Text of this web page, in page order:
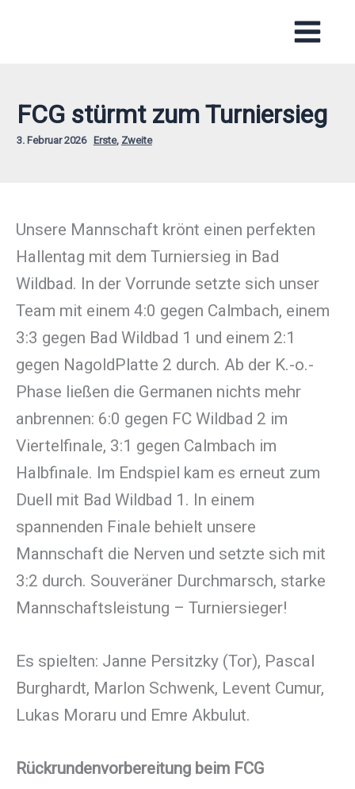
FCG stürmt zum Turniersieg
3. Februar 2026 Erste, Zweite
Unsere Mannschaft krönt einen perfekten
Hallentag mit dem Turniersieg in Bad
Wildbad. In der Vorrunde setzte sich unser
Team mit einem 4:0 gegen Calmbach, einem
3:3 gegen Bad Wildbad 1 und einem 2:1
gegen NagoldPlatte 2 durch. Ab der K.-o.-
Phase ließen die Germanen nichts mehr
anbrennen: 6:0 gegen FC Wildbad 2 im
Viertelfinale, 3:1 gegen Calmbach im
Halbfinale. Im Endspiel kam es erneut zum
Duell mit Bad Wildbad 1. In einem
spannenden Finale behielt unsere
Mannschaft die Nerven und setzte sich mit
3:2 durch. Souveräner Durchmarsch, starke
Mannschaftsleistung – Turniersieger!
Es spielten: Janne Persitzky (Tor), Pascal
Burghardt, Marlon Schwenk, Levent Cumur,
Lukas Moraru und Emre Akbulut.
Rückrundenvorbereitung beim FCG